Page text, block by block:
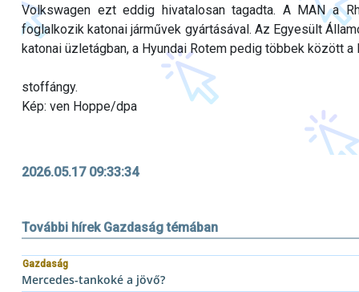
Volkswagen ezt eddig hivatalosan tagadta. A MAN a
foglalkozik katonai járművek gyártásával. Az Egyesült
katonai üzletágban, a Hyundai Rotem pedig többek között a
stoffángy.
Kép: ven Hoppe/dpa
2026.05.17 09:33:34
További hírek Gazdaság témában
Gazdaság
Mercedes-tankoké a jövő?